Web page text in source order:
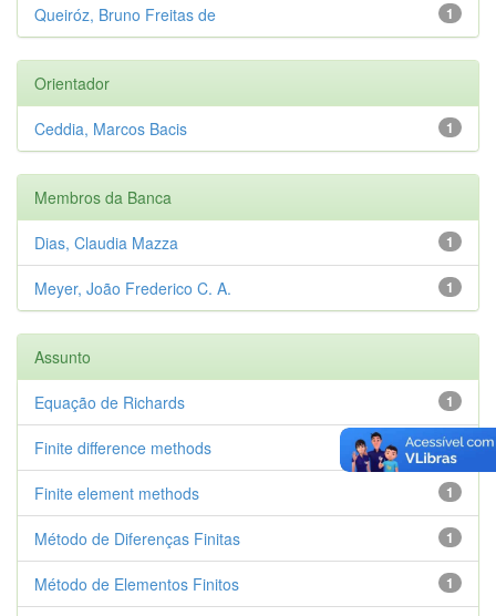
1
Queiróz, Bruno Freitas de
Orientador
1
Ceddia, Marcos Bacis
Membros da Banca
1
Dias, Claudia Mazza
1
Meyer, João Frederico C. A.
Assunto
1
Equação de Richards
1
Finite difference methods
1
Finite element methods
1
Método de Diferenças Finitas
1
Método de Elementos Finitos